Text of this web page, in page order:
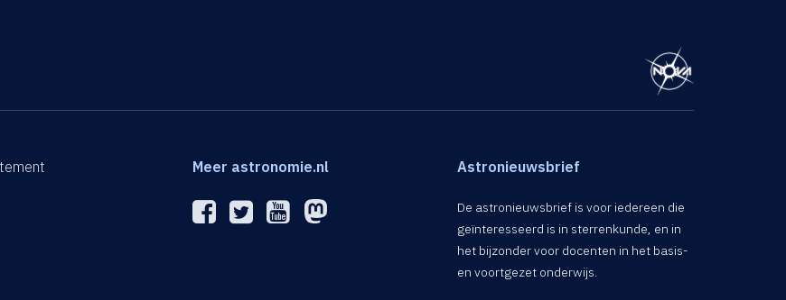
Meer astronomie.nl Astronieuwsbrief
De astronieuwsbrief is voor iedereen die
geïnteresseerd is in sterrenkunde, en in
het bijzonder voor docenten in het basis-
en voortgezet onderwijs.